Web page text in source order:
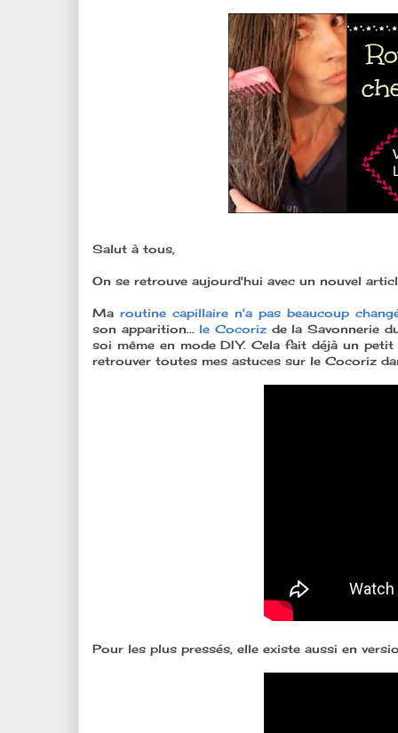
Salut à tous,
On se retrouve aujourd'hui avec un nouvel
Ma routine capillaire n'a pas beaucoup
son apparition... le Cocoriz de la Savonnerie
soi même en mode DIY. Cela fait déjà un
retrouver toutes mes astuces sur le Cocoriz
Pour les plus pressés, elle existe aussi en